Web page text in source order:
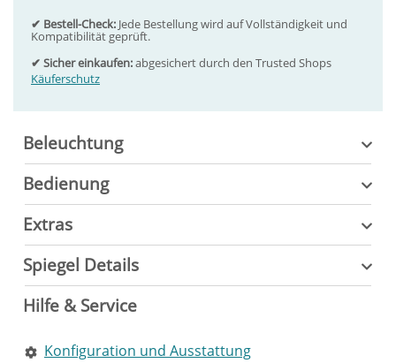
Beleuchtung
Bedienung
Extras
Spiegel Details
Hilfe & Service
Konfiguration und Ausstattung
✔ Bestell-Check: Jede Bestellung wird auf Vollständigkeit und
Kompatibilität geprüft.
✔ Sicher einkaufen:abgesichert durch den Trusted Shops
Käuferschutz